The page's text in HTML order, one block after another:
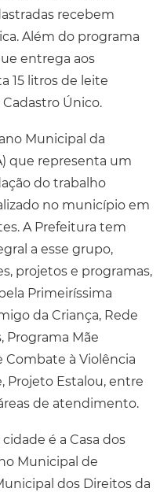
recebem
Além do programa
entrega aos
15 litros de leite
Único.
Municipal da
que representa um
do trabalho
no município em
A Prefeitura tem
a esse grupo,
projetos e programas,
Primeiríssima
da Criança, Rede
Programa Mãe
Combate à Violência
Projeto Estalou, entre
de atendimento.
é a Casa dos
Municipal de
dos Direitos da